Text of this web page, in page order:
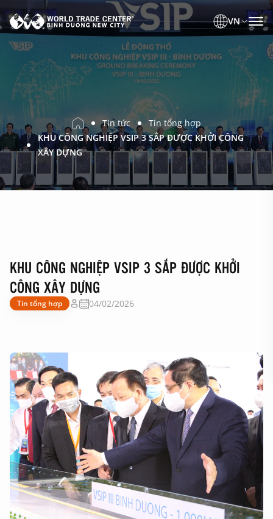
VN
Tin tức
Tin tổng hợp
KHU CÔNG NGHIỆP VSIP 3 SẮP ĐƯỢC KHỞI CÔNG
XÂY DỰNG
KHU CÔNG NGHIỆP VSIP 3 SẮP ĐƯỢC KHỞI
CÔNG XÂY DỰNG
Tin tổng hợp 04/02/2026